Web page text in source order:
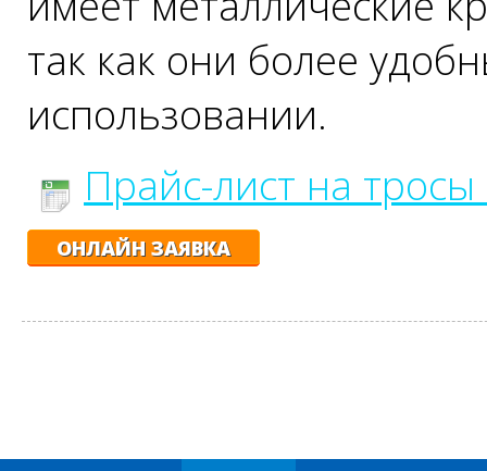
так как они более
использовании.
Прайс-лист на
ОНЛАЙН ЗАЯВКА